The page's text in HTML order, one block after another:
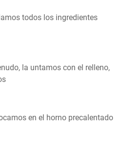
todos los ingredientes
la untamos con el relleno,
en el horno precalentado